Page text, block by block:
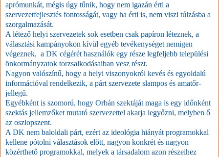
aprómunkát, mégis úgy tűnik, hogy nem igazán érti a
szervezetfejlesztés fontosságát, vagy ha érti is, nem viszi túlzásba a
szorgalmazását.
A létező helyi szervezetek sok esetben csak papíron léteznek, a
választási kampányokon kívül egyéb tevékenységet nemigen
végeznek, a DK cégérét használók egy része legfeljebb települési
önkormányzatok torzsalkodásaiban vesz részt.
Nagyon valószínű, hogy a helyi viszonyokról kevés és egyoldalú
információval rendelkezik, a párt szervezete slampos és amatőr-
jellegű.
Egyébként is szomorú, hogy Orbán szektáját maga is egy időnként
szektás jellemzőket mutató szervezettel akarja legyőzni, melyben ő
az oszlopszent.
A DK nem baloldali párt, ezért az ideológia hiányát programokkal
kellene pótolni választások előtt, nagyon konkrét és nagyon
közérthető programokkal, melyek a társadalom azon részeihez